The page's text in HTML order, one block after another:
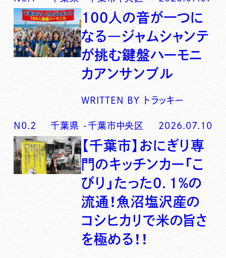
100人の音が一つに
なる―ジャムシャンテ
が挑む鍵盤ハーモニ
カアンサンブル
WRITTEN BY トラッキー
N0. 2 千葉県 -千葉市中央区 2026.07.10
【千葉市】おにぎり専
門のキッチンカー「こ
びり」たった0．1％の
流通！魚沼塩沢産の
コシヒカリで米の旨さ
を極める！！